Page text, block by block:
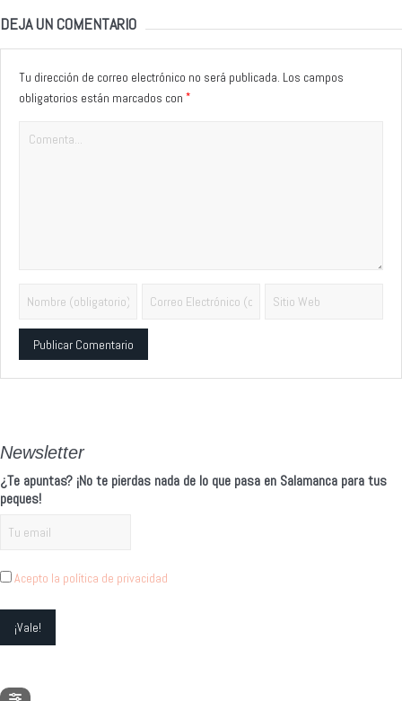
DEJA UN COMENTARIO
Tu dirección de correo electrónico no será publicada. Los campos
obligatorios están marcados con *
Newsletter
¿Te apuntas? ¡No te pierdas nada de lo que pasa en Salamanca para tus
peques!
Acepto la política de privacidad